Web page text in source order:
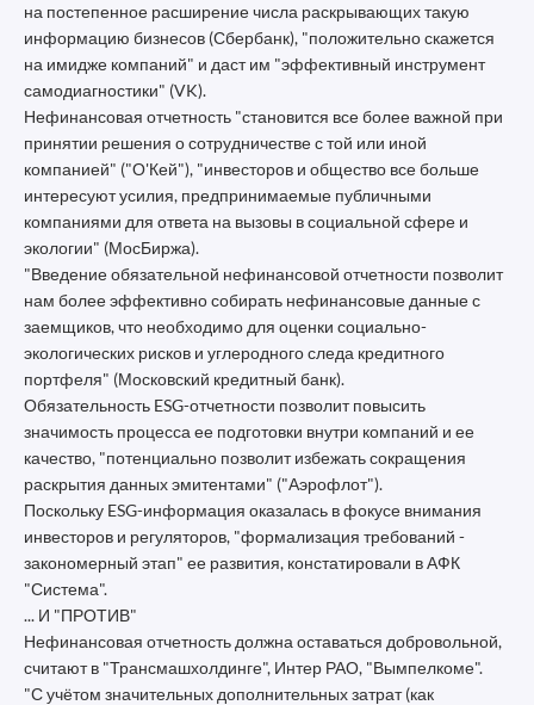
на постепенное расширение числа раскрывающих такую
информацию бизнесов (Сбербанк), "положительно скажется
на имидже компаний" и даст им "эффективный инструмент
самодиагностики" (VK).
Нефинансовая отчетность "становится все более важной при
принятии решения о сотрудничестве с той или иной
компанией" ("О'Кей"), "инвесторов и общество все больше
интересуют усилия, предпринимаемые публичными
компаниями для ответа на вызовы в социальной сфере и
экологии" (МосБиржа).
"Введение обязательной нефинансовой отчетности позволит
нам более эффективно собирать нефинансовые данные с
заемщиков, что необходимо для оценки социально-
экологических рисков и углеродного следа кредитного
портфеля" (Московский кредитный банк).
Обязательность ESG-отчетности позволит повысить
значимость процесса ее подготовки внутри компаний и ее
качество, "потенциально позволит избежать сокращения
раскрытия данных эмитентами" ("Аэрофлот").
Поскольку ESG-информация оказалась в фокусе внимания
инвесторов и регуляторов, "формализация требований -
закономерный этап" ее развития, констатировали в АФК
"Система".
... И "ПРОТИВ"
Нефинансовая отчетность должна оставаться добровольной,
считают в "Трансмашхолдинге", Интер РАО, "Вымпелкоме".
"С учётом значительных дополнительных затрат (как